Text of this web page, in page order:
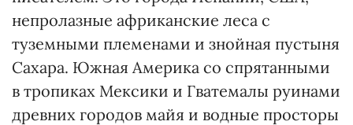
непролазные африканские леса с
туземными племенами и знойная пустыня
Сахара. Южная Америка со спрятанными
в тропиках Мексики и Гватемалы руинами
древних городов майя и водные просторы